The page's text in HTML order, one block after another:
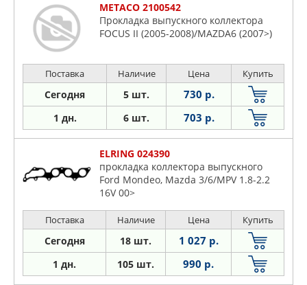
METACO 2100542
Прокладка выпускного коллектора
FOCUS II (2005-2008)/MAZDA6 (2007>)
Поставка Наличие Цена Купить
Сегодня 5 шт. 730 р.
1 дн. 6 шт. 703 р.
ELRING 024390
прокладка коллектора выпускного
Ford Mondeo, Mazda 3/6/MPV 1.8-2.2
16V 00>
Поставка Наличие Цена Купить
Сегодня 18 шт. 1 027 р.
1 дн. 105 шт. 990 р.